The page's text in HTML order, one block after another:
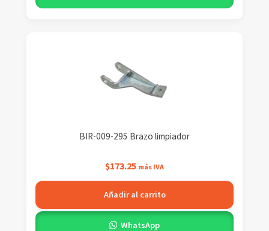
BIR-009-295 Brazo limpiador
$173.25 más IVA
Añadir al carrito
WhatsApp